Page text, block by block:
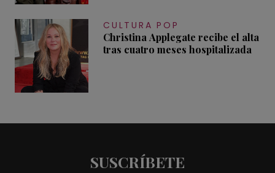
CULTURA POP
Christina Applegate recibe el alta
tras cuatro meses hospitalizada
SUSCRÍBETE